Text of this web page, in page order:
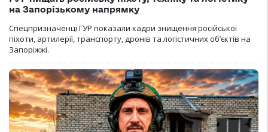
на Запорізькому напрямку
Спецпризначенці ГУР показали кадри знищення російської
піхоти, артилерії, транспорту, дронів та логістичних об’єктів на
Запоріжжі.